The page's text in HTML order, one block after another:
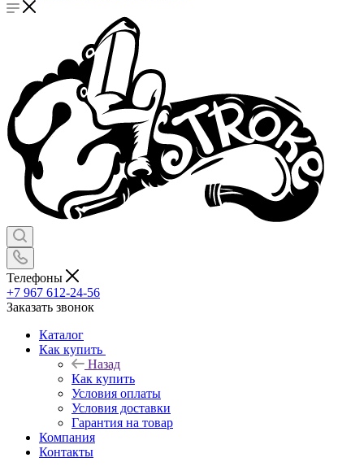
Телефоны
+7 967 612-24-56
Заказать звонок
Каталог
Как купить
Назад
Как купить
Условия оплаты
Условия доставки
Гарантия на товар
Компания
Контакты